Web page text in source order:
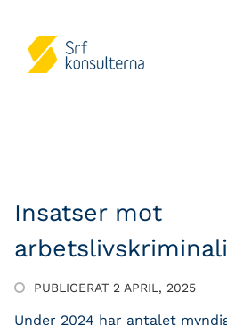
Insatser mot
PUBLICERAT 2 APRIL, 2025
Under 2024 har antalet